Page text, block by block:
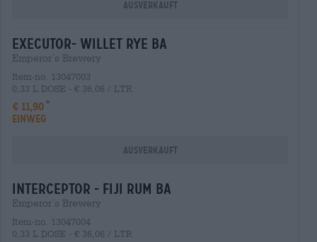
Ausverkauft
executor- willet rye ba
Emperor´s Brewery
Item-no. 13047003
0,33 L DOSE - € 36,06 / LTR
€ 11,90
EINWEG
Ausverkauft
interceptor - fiji rum ba
Emperor´s Brewery
Item-no. 13047004
0,33 L DOSE - € 36,06 / LTR